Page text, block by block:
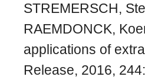
STREMERSCH,
RAEMDONCK,
applications of
Release, 2016,